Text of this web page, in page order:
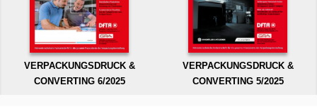
VERPACKUNGSDRUCK &
CONVERTING 6/2025
VERPACKUNGSDRUCK &
CONVERTING 5/2025